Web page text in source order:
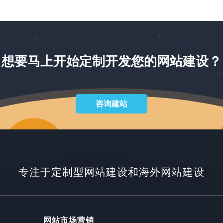
想要马上开始定制开发您的网站建设？
咨询建站
专注于定制型网站建设和海外网站建设
网站市场营销